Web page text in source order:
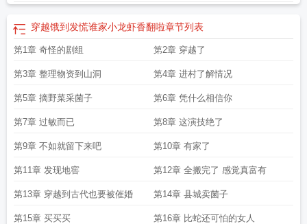
穿越饿到发慌谁家小龙虾香翻啦章节列表
第1章 奇怪的剧组 第2章 穿越了
第3章 整理物资到山洞 第4章 进村了解情况
第5章 摘野菜采菌子 第6章 凭什么相信你
第7章 过敏而已 第8章 这演技绝了
第9章 不如就留下来吧 第10章 有家了
第11章 发现地窖 第12章 全搬完了 感觉真富有
第13章 穿越到古代也要被催婚 第14章 县城卖菌子
第15章 买买买 第16章 比蛇还可怕的女人